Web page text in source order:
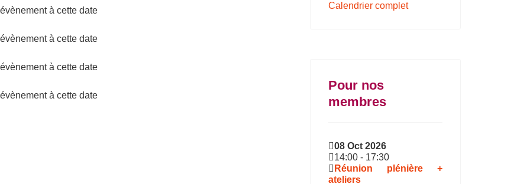
à cette date
à cette date
à cette date
à cette date
Calendrier complet
Pour nos
membres
08 Oct 2026
14:00 - 17:30
Réunion plénière +
ateliers